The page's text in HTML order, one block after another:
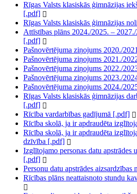
Rīgas Valsts klasiskās ģimnāzijas
[.pdf]
Rīgas Valsts klasiskās ģimnāzijas
Attīstības plāns 2024./2025. –
[.pdf]
Pašnovērtējuma ziņojums 2020./
Pašnovērtējuma ziņojums 2021./
Pašnovērtējuma ziņojums 2022./
Pašnovērtējuma ziņojums 2023./
Pašnovērtējuma ziņojums 2024./
Rīgas Valsts klasiskās ģimnāzijas
[.pdf]
Rīcība vardarbības gadījumā [.pdf]
Rīcība skolā, ja ir apdraudēta
Rīcība skolā, ja ir apdraudēta
dzīvība [.pdf]
Izglītojamo personas datu apstrādes
[.pdf]
Personu datu apstrādes
Rīcības plāns neattaisnoto stundu